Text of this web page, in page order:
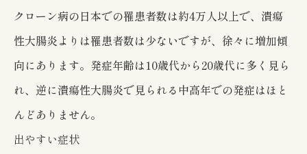
クローン病の日本での罹患者数は約4万人以上で、潰瘍
性大腸炎よりは罹患者数は少ないですが、徐々に増加傾
向にあります。発症年齢は10歳代から20歳代に多く見ら
れ、逆に潰瘍性大腸炎で見られる中高年での発症はほと
んどありません。
出やすい症状